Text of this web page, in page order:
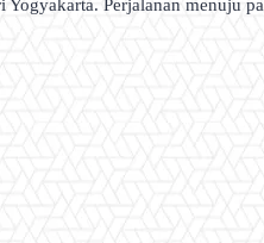
Perjalanan menuju